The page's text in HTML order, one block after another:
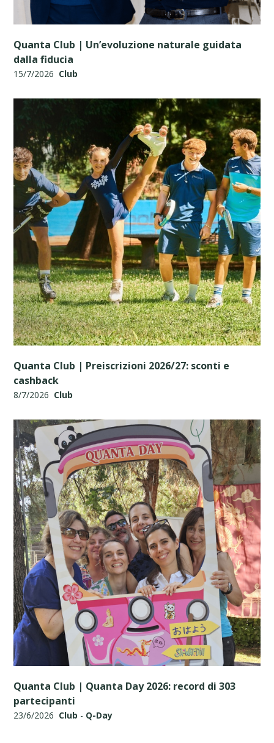
Quanta Club | Un’evoluzione naturale guidata
dalla fiducia
15/7/2026 Club
Quanta Club | Preiscrizioni 2026/27: sconti e
cashback
8/7/2026 Club
Quanta Club | Quanta Day 2026: record di 303
partecipanti
23/6/2026 Club - Q-Day